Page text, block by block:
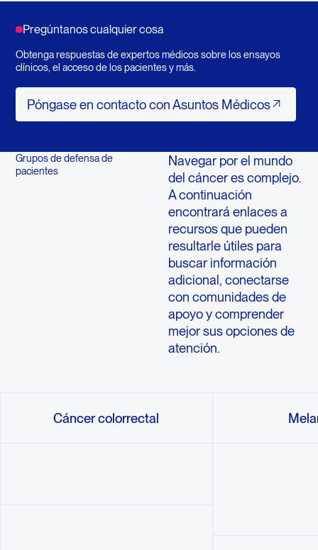
Pregúntanos cualquier cosa
Obtenga respuestas de expertos médicos sobre los ensayos
clínicos, el acceso de los pacientes y más.
Póngase en contacto con Asuntos Médicos
Póngase en contacto con Asuntos
Grupos de defensa de
pacientes
Navegar por el mundo
del cáncer es complejo.
A continuación
encontrará enlaces a
recursos que pueden
resultarle útiles para
buscar información
adicional, conectarse
con comunidades de
apoyo y comprender
mejor sus opciones de
atención.
Cáncer colorrectal